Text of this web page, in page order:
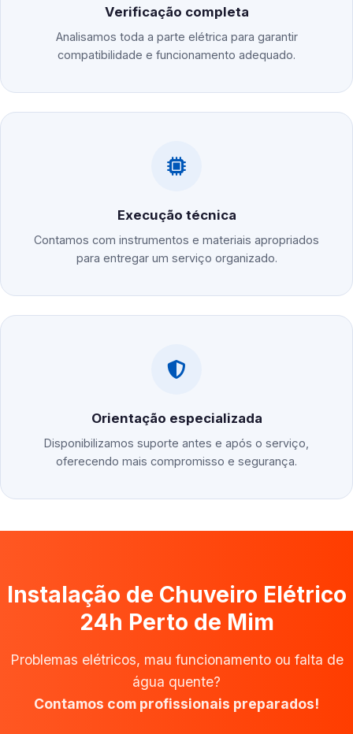
Verificação completa
Analisamos toda a parte elétrica para garantir
compatibilidade e funcionamento adequado.
Execução técnica
Contamos com instrumentos e materiais apropriados
para entregar um serviço organizado.
Orientação especializada
Disponibilizamos suporte antes e após o serviço,
oferecendo mais compromisso e segurança.
Instalação de Chuveiro Elétrico
24h Perto de Mim
Problemas elétricos, mau funcionamento ou falta de
água quente?
Contamos com profissionais preparados!